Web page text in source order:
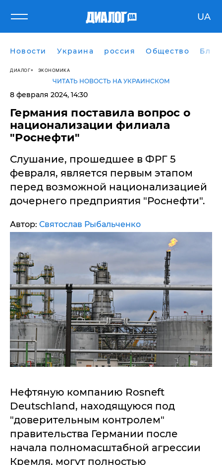
UA
Новости Украина россия Общество
ДИАЛОГ ЭКОНОМИКА
ЧИТАТЬ НОВОСТЬ НА УКРАИНСКОМ
8 февраля 2024, 14:30
Германия поставила вопрос о
национализации филиала
"Роснефти"
Слушание, прошедшее в ФРГ 5
февраля, является первым этапом
перед возможной национализацией
дочернего предприятия "Роснефти".
Автор: Святослав Рыбальченко
Нефтяную компанию Rosneft
Deutschland, находящуюся под
"доверительным контролем"
правительства Германии после
начала полномасштабной агрессии
Кремля, могут полностью